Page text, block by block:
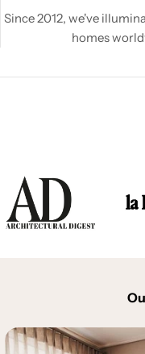
Since 2012, we've
homes